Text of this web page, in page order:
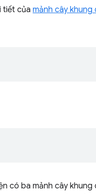
tiết của mảnh cây khung
có ba mảnh cây